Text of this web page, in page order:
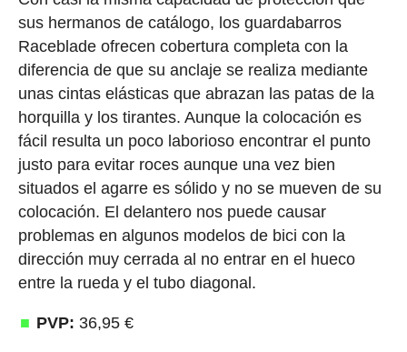
sus hermanos de catálogo, los guardabarros
Raceblade ofrecen cobertura completa con la
diferencia de que su anclaje se realiza mediante
unas cintas elásticas que abrazan las patas de la
horquilla y los tirantes. Aunque la colocación es
fácil resulta un poco laborioso encontrar el punto
justo para evitar roces aunque una vez bien
situados el agarre es sólido y no se mueven de su
colocación. El delantero nos puede causar
problemas en algunos modelos de bici con la
dirección muy cerrada al no entrar en el hueco
entre la rueda y el tubo diagonal.
PVP: 36,95 €